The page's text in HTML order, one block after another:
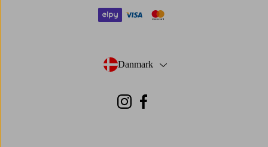
Danmark
- Vælg land